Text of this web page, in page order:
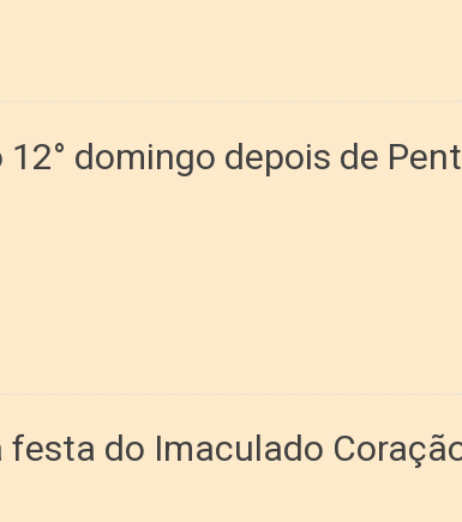
12° domingo depois de
festa do Imaculado